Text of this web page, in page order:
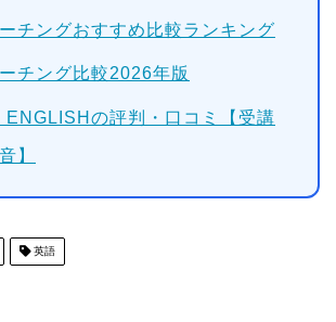
チングおすすめ比較ランキング
チング比較2026年版
ENGLISHの評判・口コミ【受講
】
英語